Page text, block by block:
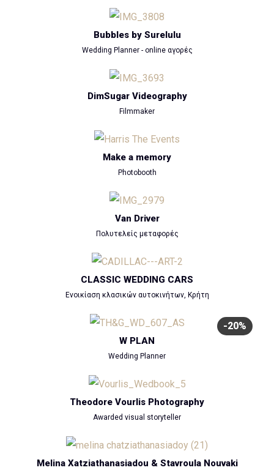
Bubbles by Surelulu
Wedding Planner - online αγορές
DimSugar Videography
Filmmaker
Make a memory
Photobooth
Van Driver
Πολυτελείς μεταφορές
CLASSIC WEDDING CARS
Ενοικίαση κλασικών αυτοκινήτων, Κρήτη
-20%
W PLAN
Wedding Planner
Theodore Vourlis Photography
Awarded visual storyteller
Melina Xatziathanasiadou & Stavroula Nouvaki